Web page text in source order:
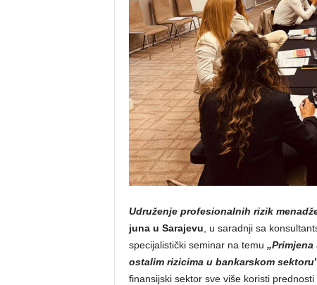
Udruženje profesionalnih rizik
juna u Sarajevu , u saradnji sa
specijalistički seminar na temu
ostalim rizicima u bankarskom sektoru
finansijski sektor sve više koristi